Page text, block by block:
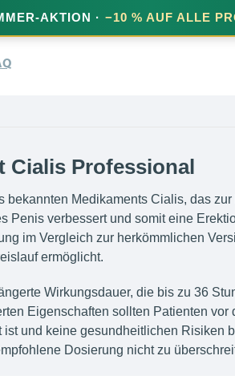
AKTION · −10 % AUF ALLE
Cialis Professional
Medikaments Cialis, das
Penis verbessert und somit eine
im Vergleich zur herkömmlichen
ermöglicht.
Wirkungsdauer, die bis zu 36
Eigenschaften sollten Patienten
und keine gesundheitlichen Risiken
Dosierung nicht zu